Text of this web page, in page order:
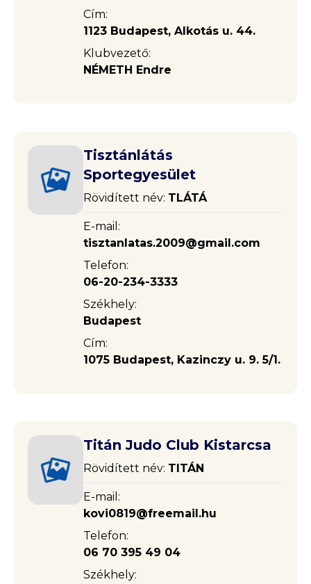
Cím:
1123 Budapest, Alkotás u. 44.
Klubvezető:
NÉMETH Endre
Tisztánlátás
Sportegyesület
Rövidített név: TLÁTÁ
E-mail:
tisztanlatas.2009@gmail.com
Telefon:
06-20-234-3333
Székhely:
Budapest
Cím:
1075 Budapest, Kazinczy u. 9. 5/1.
Titán Judo Club Kistarcsa
Rövidített név: TITÁN
E-mail:
kovi0819@freemail.hu
Telefon:
06 70 395 49 04
Székhely: